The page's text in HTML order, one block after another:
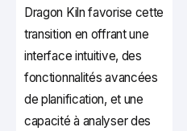
Dragon Kiln favorise cette
transition en offrant une
interface intuitive, des
fonctionnalités avancées
de planification, et une
capacité à analyser des